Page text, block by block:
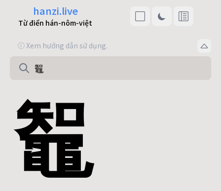
hanzi.live
Từ điển hán-nôm-việt
ⓘ Xem hướng dẫn sử dụng.
鼅